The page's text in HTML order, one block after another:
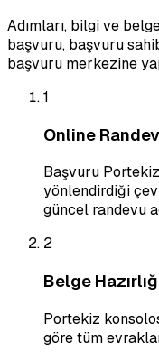
Adımları, bilgi ve
başvuru, başvuru
başvuru merkezine
1
Online
Başvuru
yönlendirdiği
güncel randevu
2
Belge
Portekiz
göre tüm